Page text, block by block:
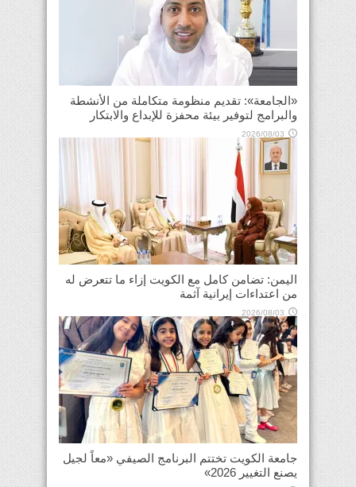
«الجامعة»: تقديم منظومة متكاملة من الأنشطة
والبرامج لتوفير بيئة محفزة للإبداع والابتكار
2026/08/03
اليمن: تضامن كامل مع الكويت إزاء ما تتعرض له
من اعتداءات إيرانية آثمة
2026/08/03
جامعة الكويت تختتم البرنامج الصيفي «معاً لجيل
يصنع التغيير 2026»